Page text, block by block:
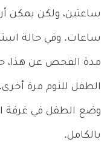
ساعتين، ولكن يمكن
ساعات. وفي حالة
مدة الفحص عن هذا،
الطفل للنوم مرة
وضع الطفل في غرفة
بالكامل.